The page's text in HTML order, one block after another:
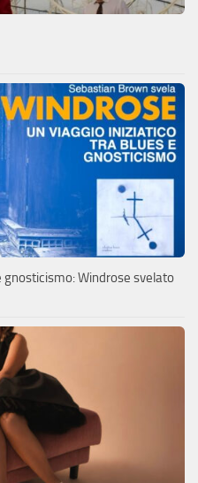
gnosticismo: Windrose svelato